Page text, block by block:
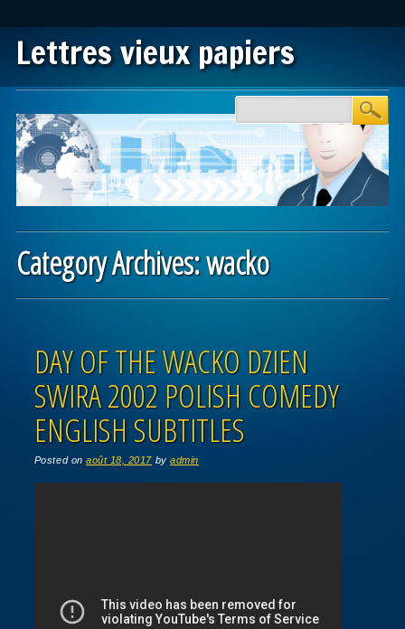
Lettres vieux papiers
Main menu
Category Archives:wacko
DAY OF THE WACKO DZIEN
SWIRA 2002 POLISH COMEDY
ENGLISH SUBTITLES
Posted onaoût 18, 2017 byadmin